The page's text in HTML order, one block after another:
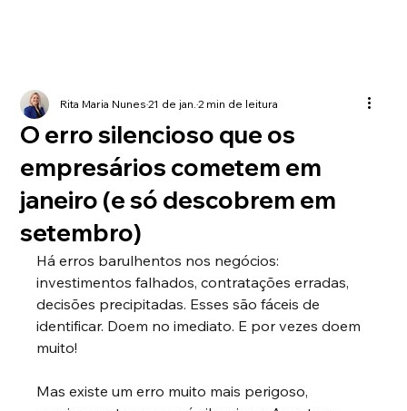
O erro silencioso que os
empresários cometem em
janeiro (e só descobrem em
setembro)
Rita Maria Nunes21 de jan.2 min de leitura
Há erros barulhentos nos negócios:
investimentos falhados, contratações erradas,
decisões precipitadas. Esses são fáceis de
identificar. Doem no imediato. E por vezes doem
muito!
Mas existe um erro muito mais perigoso,